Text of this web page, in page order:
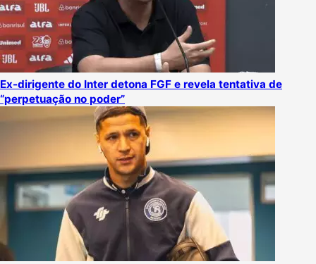
Ex-dirigente do Inter detona FGF e revela tentativa de
“perpetuação no poder”